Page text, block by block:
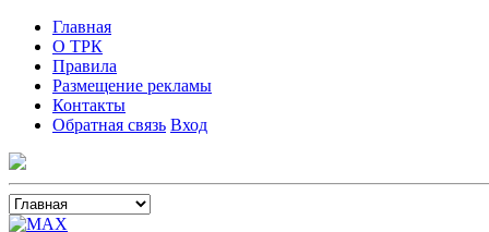
Главная
О ТРК
Правила
Размещение рекламы
Контакты
Обратная связь Вход